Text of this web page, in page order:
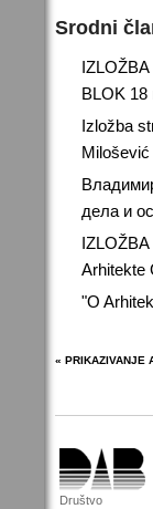
Srodni
BLOK 18
Izložba
Milošević
дела и
Arhitekte
"O
« PRIKAZIVANJE
Društvo